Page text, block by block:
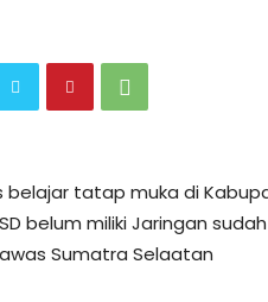
belajar tatap muka di
belum miliki Jaringan
Sumatra Selaatan